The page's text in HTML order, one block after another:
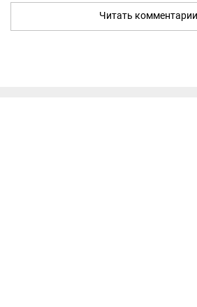
Читать комментарии